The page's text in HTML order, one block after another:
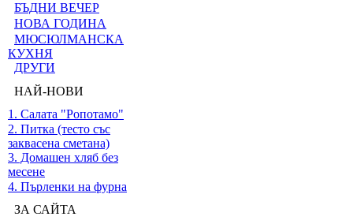
БЪДНИ ВЕЧЕР
НОВА ГОДИНА
МЮСЮЛМАНСКА
КУХНЯ
ДРУГИ
НАЙ-НОВИ
1. Салата "Ропотамо"
2. Питка (тесто със
заквасена сметана)
3. Домашен хляб без
месене
4. Пърленки на фурна
ЗА САЙТА